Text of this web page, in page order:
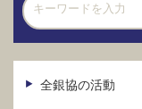
全銀協の活動